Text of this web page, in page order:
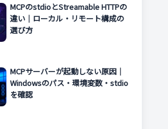
MCPのstdioとStreamable HTTPの
違い｜ローカル・リモート構成の
選び方
MCPサーバーが起動しない原因｜
Windowsのパス・環境変数・stdio
を確認